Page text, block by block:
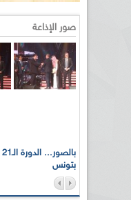
صور الإذاعة
بتونس